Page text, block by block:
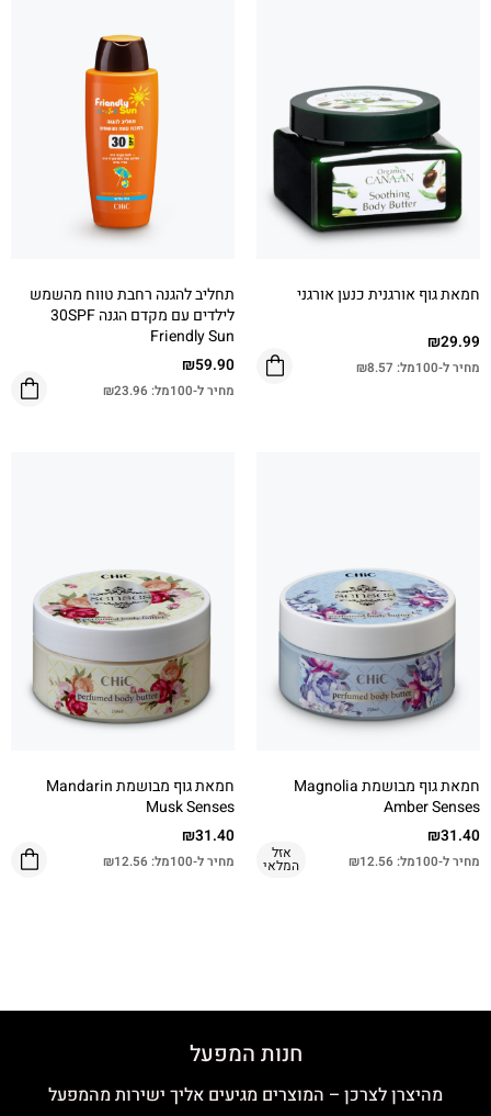
חמאת גוף אורגנית כנען אורגני
₪29.99
מחיר ל-100מל: ₪8.57
תחליב להגנה רחבת טווח מהשמש
לילדים עם מקדם הגנה 30SPF
Friendly Sun
₪59.90
מחיר ל-100מל: ₪23.96
חמאת גוף מבושמת Magnolia
Amber Senses
₪31.40
מחיר ל-100מל: ₪12.56 אזל
המלאי
חמאת גוף מבושמת Mandarin
Musk Senses
₪31.40
מחיר ל-100מל: ₪12.56
חנות המפעל
מהיצרן לצרכן – המוצרים מגיעים אליך ישירות מהמפעל